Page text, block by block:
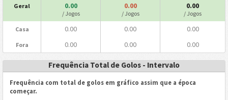
Geral 0.00
/ Jogos
0.00
/ Jogos
0.00
/ Jogos
Casa 0.00 0.00 0.00
Fora 0.00 0.00 0.00
Frequência Total de Golos - Intervalo
Frequência com total de golos em gráfico assim que a época
começar.